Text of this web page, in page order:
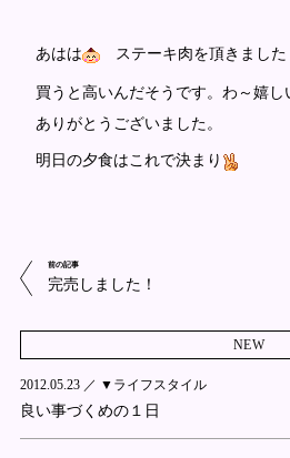
あはは ステーキ肉を頂きました
買うと高いんだそうです。わ～嬉し
ありがとうございました。
明日の夕食はこれで決まり
前の記事
完売しました！
NEW
2012.05.23 ／ ▼ライフスタイル
良い事づくめの１日